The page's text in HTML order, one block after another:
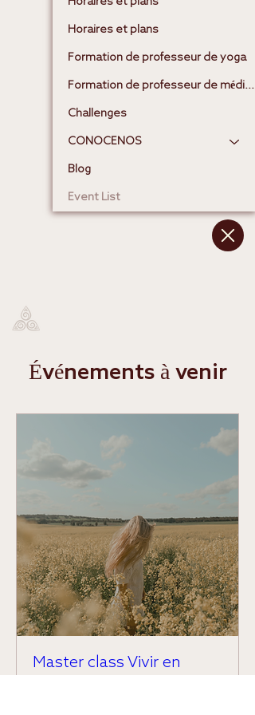
Horaires et plans
Formation de professeur de yoga
Formation de professeur de méditation
Challenges
CONOCENOS
Blog
Event List
Événements à venir
Master class Vivir en